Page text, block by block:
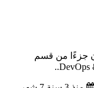
جزءًا من قسم